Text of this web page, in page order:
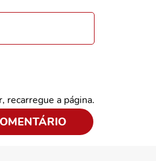
recarregue a página.